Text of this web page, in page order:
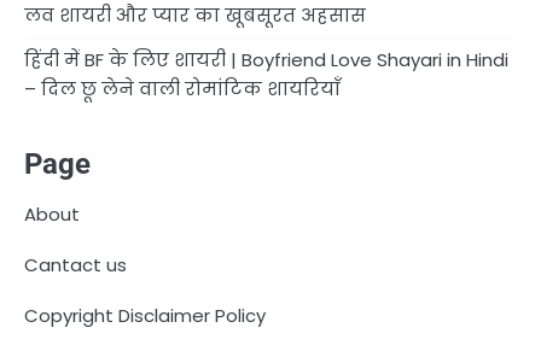
लव शायरी और प्यार का खूबसूरत अहसास
हिंदी में BF के लिए शायरी | Boyfriend Love Shayari in Hindi
– दिल छू लेने वाली रोमांटिक शायरियाँ
Page
About
Cantact us
Copyright Disclaimer Policy